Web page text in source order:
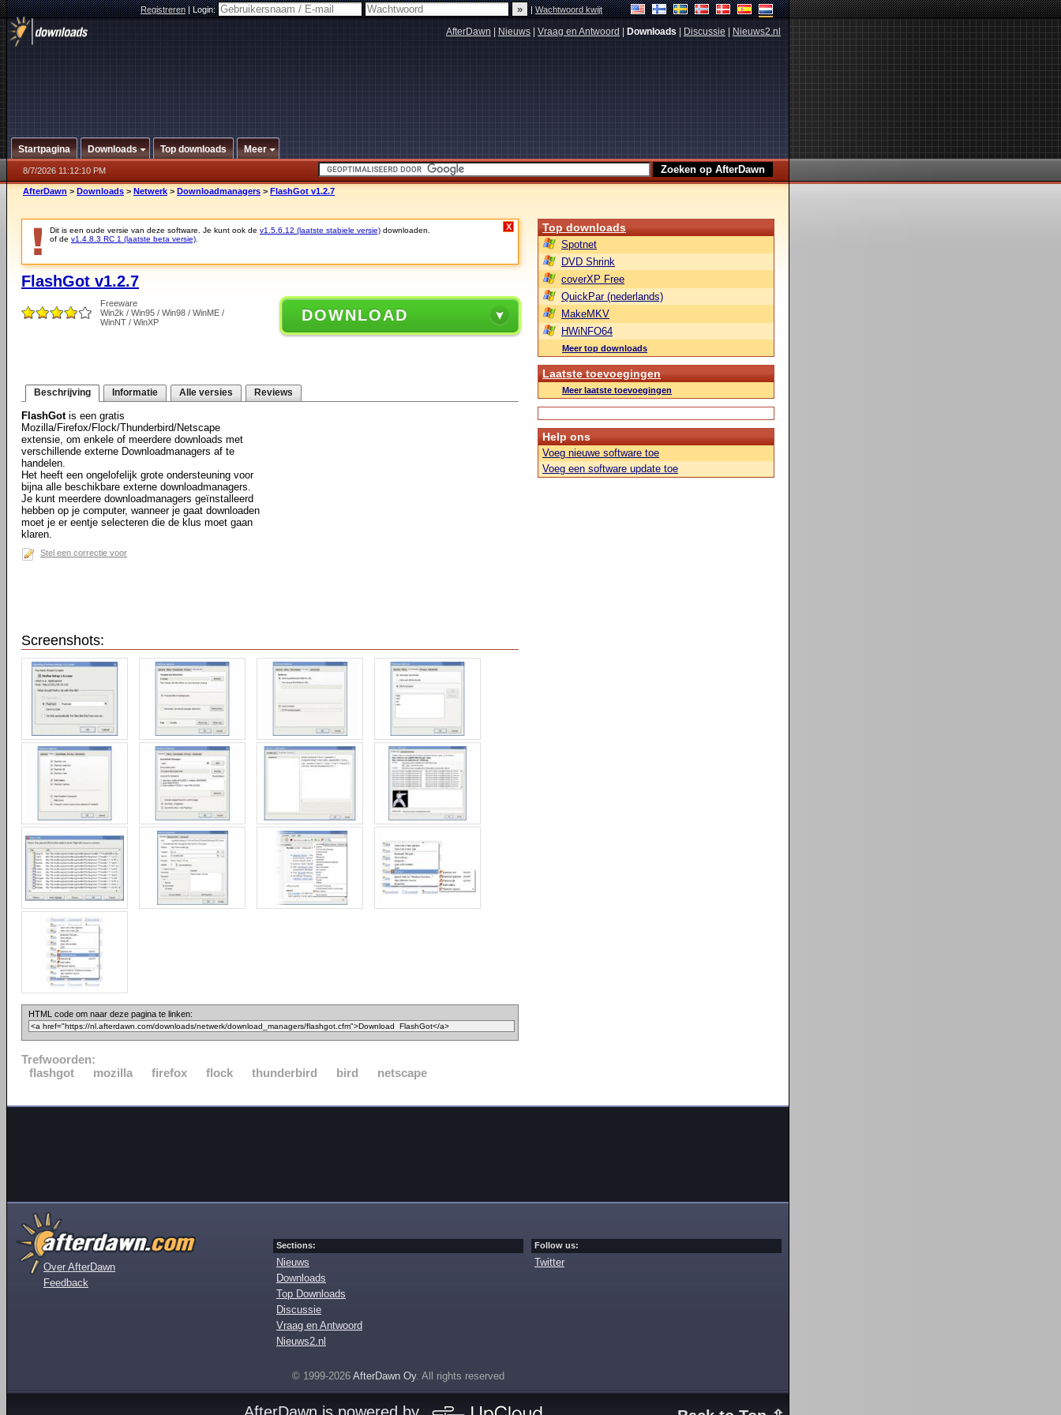
Registreren|Login: |Wachtwoord kwijt
AfterDawn Nieuws Vraag en Antwoord Downloads Discussie Nieuws2.nl
Startpagina Downloads Top downloads Meer
8/7/2026 11:12:10 PM
AfterDawn > Downloads > Netwerk > Downloadmanagers > FlashGot v1.2.7
Dit is een oude versie van deze software. Je kunt ook de v1.5.6.12 (laatste stabiele versie) downloaden.
of de v1.4.8.3 RC 1 (laatste beta versie)
X
FlashGot v1.2.7
Freeware
Win2k / Win95 / Win98 / WinME /
WinNT / WinXP
DOWNLOAD
Beschrijving Informatie Alle versies Reviews
FlashGotis een gratis
Mozilla/Firefox/Flock/Thunderbird/Netscape
extensie, om enkele of meerdere downloads met
verschillende externe Downloadmanagers af te
handelen.
Het heeft een ongelofelijk grote ondersteuning voor
bijna alle beschikbare externe downloadmanagers.
Je kunt meerdere downloadmanagers geïnstalleerd
hebben op je computer, wanneer je gaat downloaden
moet je er eentje selecteren die de klus moet gaan
klaren.
Stel een correctie voor
Screenshots:
HTML code om naar deze pagina te linken:
Trefwoorden:
flashgot
mozilla firefox flock thunderbird bird netscape
Top downloads
Spotnet
DVD Shrink
coverXP Free
QuickPar (nederlands)
MakeMKV
HWiNFO64
Meer top downloads
Laatste toevoegingen
Meer laatste toevoegingen
Help ons
Voeg nieuwe software toe
Voeg een software update toe
Over AfterDawn
Feedback
Sections:
Nieuws
Downloads
Top Downloads
Discussie
Vraag en Antwoord
Nieuws2.nl
Follow us:
Twitter
© 1999-2026 AfterDawn Oy. All rights reserved